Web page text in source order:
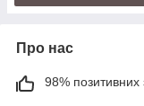
Про нас
98% позитивних